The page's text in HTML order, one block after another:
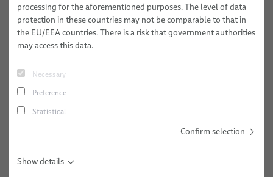
ロボット用ケーブルの組立
動的オートメーション用途向け産業用ロボットホースおよ
びチューブ
センサーとビジョンソリューション
ドレスパックサービス
ロボット、PLC / オフラインプログラミング
クリンチング
接着
ねじ締め
processing for the aforementioned purposes. The level of data
protection in these countries may not be comparable to that in
the EU/EEA countries. There is a risk that government authorities
may access this data.
Necessary
Preference
Statistical
Confirm selection
Show details